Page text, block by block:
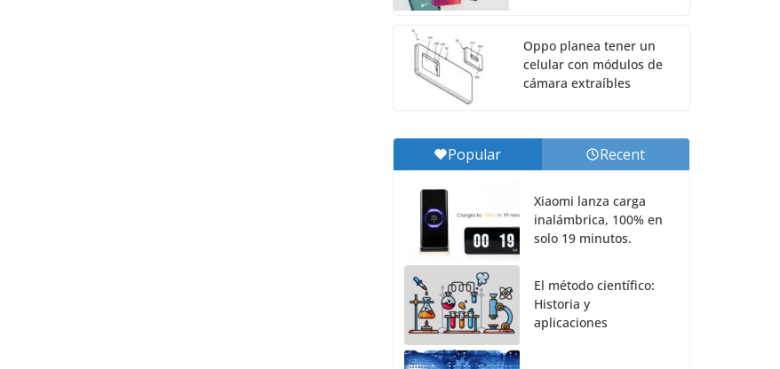
Oppo planea tener un
celular con módulos de
cámara extraíbles
Popular Recent
Xiaomi lanza carga
inalámbrica, 100% en
solo 19 minutos.
El método científico:
Historia y
aplicaciones